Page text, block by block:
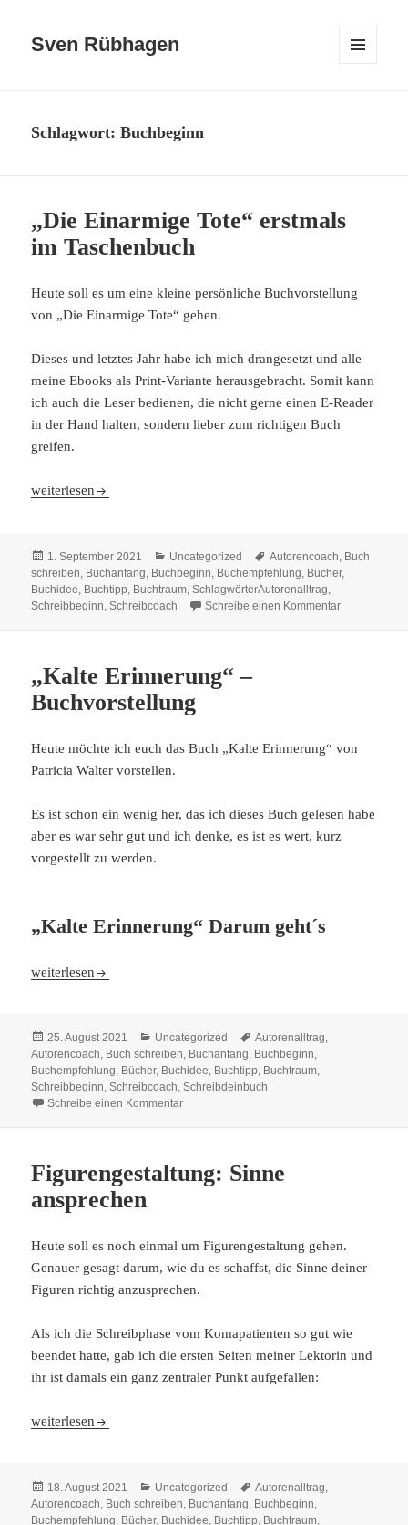
Sven Rübhagen
Schlagwort:Buchbeginn
„Die Einarmige Tote“ erstmals
im Taschenbuch
Heute soll es um eine kleine persönliche Buchvorstellung
von „Die Einarmige Tote“ gehen.
Dieses und letztes Jahr habe ich mich drangesetzt und alle
meine Ebooks als Print-Variante herausgebracht. Somit kann
ich auch die Leser bedienen, die nicht gerne einen E-Reader
in der Hand halten, sondern lieber zum richtigen Buch
greifen.
„Die Einarmige Tote“ erstmals im Taschenbuch
weiterlesen
Veröffentlicht
am
1. September 2021 Kategorien
Uncategorized Schlagwörter
Autorencoach, Buch
schreiben, Buchanfang, Buchbeginn, Buchempfehlung, Bücher,
Buchidee, Buchtipp, Buchtraum,SchlagwörterAutorenalltrag,
Schreibbeginn,Schreibcoach Schreibe einen Kommentarzu „Die
„Kalte Erinnerung“ –
Buchvorstellung
Heute möchte ich euch das Buch „Kalte Erinnerung“ von
Patricia Walter vorstellen.
Es ist schon ein wenig her, das ich dieses Buch gelesen habe
aber es war sehr gut und ich denke, es ist es wert, kurz
vorgestellt zu werden.
„Kalte Erinnerung“ Darum geht´s
„Kalte Erinnerung“ – Buchvorstellung
weiterlesen
Veröffentlicht
am
25. August 2021 Kategorien
Uncategorized Schlagwörter
Autorenalltrag,
Autorencoach, Buch schreiben, Buchanfang, Buchbeginn,
Buchempfehlung, Bücher, Buchidee, Buchtipp, Buchtraum,
Schreibbeginn,Schreibcoach,Schreibdeinbuch
Schreibe einen Kommentarzu „Kalte Erinnerung“ – Buchvorstellung
Figurengestaltung: Sinne
ansprechen
Heute soll es noch einmal um Figurengestaltung gehen.
Genauer gesagt darum, wie du es schaffst, die Sinne deiner
Figuren richtig anzusprechen.
Als ich die Schreibphase vom Komapatienten so gut wie
beendet hatte, gab ich die ersten Seiten meiner Lektorin und
ihr ist damals ein ganz zentraler Punkt aufgefallen:
Figurengestaltung: Sinne ansprechen
weiterlesen
Veröffentlicht
am
18. August 2021 Kategorien
Uncategorized Schlagwörter
Autorenalltrag
Autorencoach Buch schreiben Buchanfang Buchbeginn
Buchempfehlung Bücher, Buchidee Buchtipp Buchtraum